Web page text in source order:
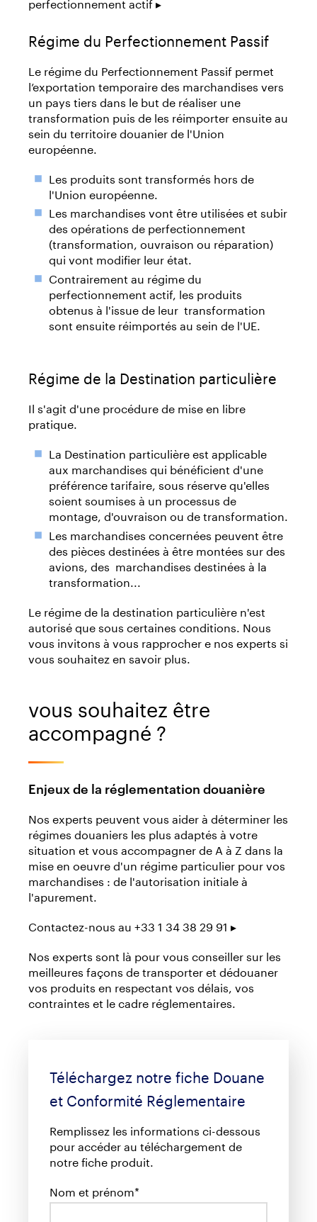
Régime du Perfectionnement Passif
Le régime du Perfectionnement Passif permet
l’exportation temporaire des marchandises vers
un pays tiers dans le but de réaliser une
transformation puis de les réimporter ensuite au
sein du territoire douanier de l'Union
européenne.
Les produits sont transformés hors de
l'Union européenne.
Les marchandises vont être utilisées et subir
des opérations de perfectionnement
(transformation, ouvraison ou réparation)
qui vont modifier leur état.
Contrairement au régime du
perfectionnement actif, les produits
obtenus à l'issue de leur transformation
sont ensuite réimportés au sein de l'UE.
Régime de la Destination particulière
Il s'agit d'une procédure de mise en libre
pratique.
La Destination particulière est applicable
aux marchandises qui bénéficient d'une
préférence tarifaire, sous réserve qu'elles
soient soumises à un processus de
montage, d'ouvraison ou de transformation.
Les marchandises concernées peuvent être
des pièces destinées à être montées sur des
avions, des marchandises destinées à la
transformation...
Le régime de la destination particulière n'est
autorisé que sous certaines conditions. Nous
vous invitons à vous rapprocher e nos experts si
vous souhaitez en savoir plus.
vous souhaitez être
accompagné ?
Enjeux de la réglementation douanière
Nos experts peuvent vous aider à déterminer les
régimes douaniers les plus adaptés à votre
situation et vous accompagner de A à Z dans la
mise en oeuvre d'un régime particulier pour vos
marchandises : de l'autorisation initiale à
l'apurement.
Contactez-nous au +33 1 34 38 29 91 ▸
Nos experts sont là pour vous conseiller sur les
meilleures façons de transporter et dédouaner
vos produits en respectant vos délais, vos
contraintes et le cadre réglementaires.
Téléchargez notre fiche Douane
et Conformité Réglementaire
Remplissez les informations ci-dessous
pour accéder au téléchargement de
notre fiche produit.
Nom et prénom*